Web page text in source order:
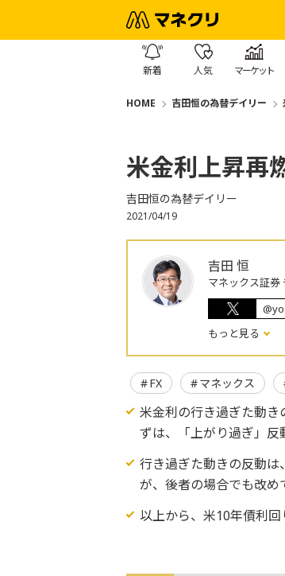
新着 人気 マーケット
HOME 吉田恒の為替デイリー
米金利上昇再
吉田恒の為替デイリー
2021/04/19
吉田 恒
マネックス証券
もっと見る
FX マネックス
米金利の行き過ぎた動き
ずは、「上がり過ぎ」反
行き過ぎた動きの反動
が、後者の場合でも改め
以上から、米10年債利